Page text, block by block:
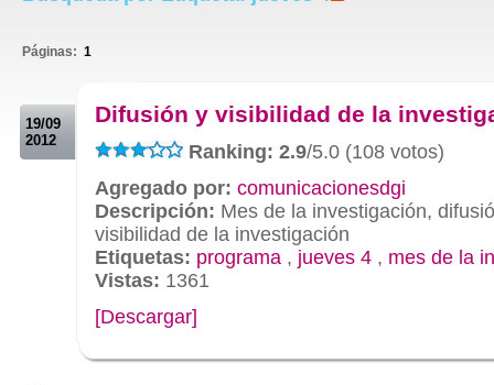
Páginas: 1
19/09
2012
Difusión y visibilidad de la
Ranking: 2.9/5.0 (108 votos)
Agregado por: comunicacionesdgi
Descripción: Mes de la investigación,
visibilidad de la investigación
Etiquetas: programa , jueves 4 , mes de la
Vistas: 1361
[Descargar]